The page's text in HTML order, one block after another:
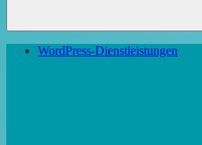
WordPress-Dienstleistungen